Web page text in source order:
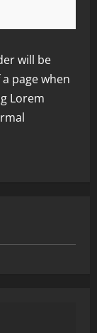
will be
page when
Lorem